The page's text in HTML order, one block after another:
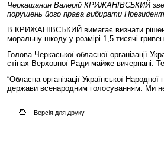
Черкащанин Валерій КРИЖАНІВСЬКИЙ
порушень його права вибирати
В.КРИЖАНІВСЬКИЙ вимагає визнати
моральну шкоду у розмірі 1,5 тисячі
Голова Черкаської обласної організації
стінах Верховної Ради майже вичерпані.
“Обласна організації Української
держави всенародним голосуванням. Ми не
Версія для друку